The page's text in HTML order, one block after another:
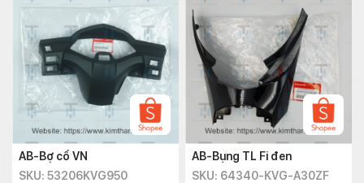
AB-Bợ cổ VN
SKU: 53206KVG950
AB-Bụng TL Fi đen
SKU: 64340-KVG-A30ZF